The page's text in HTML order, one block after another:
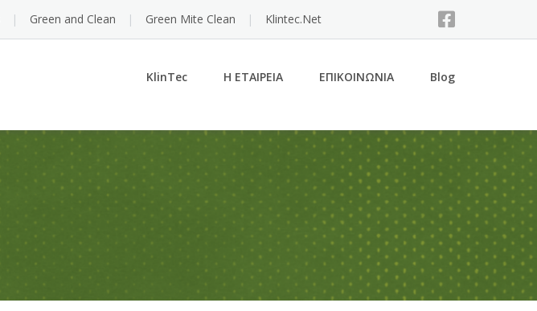
Green and Clean Green Mite Clean Klintec.Net
KlinTec Η ΕΤΑΙΡΕΙΑ ΕΠΙΚΟΙΝΩΝΙΑ Blog